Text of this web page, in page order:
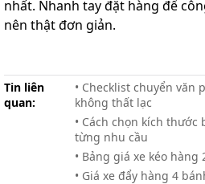
nhất. Nhanh tay đặt hàng để
nên thật đơn giản.
Tin liên
quan:
• Checklist chuyển văn
không thất lạc
• Cách chọn kích
từng nhu cầu
• Bảng giá xe kéo
• Giá xe đẩy hàng 4